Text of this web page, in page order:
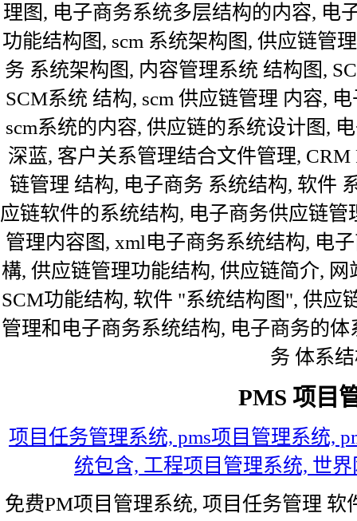
理图, 电子商务系统多层结构的内容, 电
功能结构图, scm 系统架构图, 供应链管
务 系统架构图, 内容管理系统 结构图,
SCM系统 结构, scm 供应链管理 内容,
scm系统的内容, 供应链的系统设计图,
深蓝, 客户关系管理结合文件管理,
链管理 结构, 电子商务 系统结构, 软件
应链软件的系统结构, 电子商务供应链
管理内容图, xml电子商务系统结构, 电
構, 供应链管理功能结构, 供应链简介,
SCM功能结构, 软件 "系统结构图", 供应
管理和电子商务系统结构, 电子商务的
务 体系
PMS 项目
项目任务管理系统, pms项目管理系统,
统包含, 工程项目管理系统, 世
免费PM项目管理系统, 项目任务管理 软